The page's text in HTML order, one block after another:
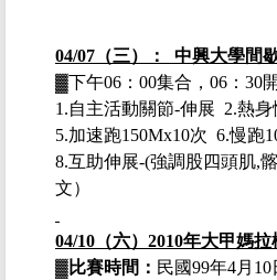
04/07（三）： 中興大學間
▓下午06：00集合，06：30
1.自主活動關節-伸展 2.熱身
5.加速跑150Mx10次 6.慢跑
8.互助伸展-(強調股四頭肌,
文）
04/10（六） 2010年大甲媽
▓比賽時間： 民國99年4月10